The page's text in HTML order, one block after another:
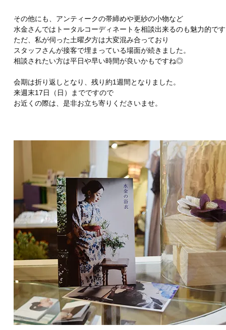
その他にも、アンティークの帯締めや更紗の小物など
水金さんではトータルコーディネートを相談出来るのも魅力的で
ただ、私が伺った土曜夕方は大変混み合っており
スタッフさんが接客で埋まっている場面が続きました。
相談されたい方は平日や早い時間が良いかもですね◎
会期は折り返しとなり、残り約1週間となりました。
来週末17日（日）までですので
お近くの際は、是非お立ち寄りくださいませ。